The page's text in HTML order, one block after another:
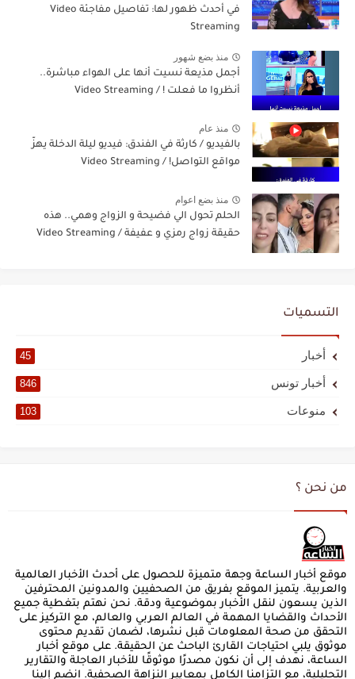
في أحدث ظهور لها: تفاصيل مفاجئة Video
Streaming
منذ بضع شهور
أجمل مذيعة نسيت أنها على الهواء مباشرة..
أنظروا ما فعلت ! / Video Streaming
منذ عام
بالفيديو / كارثة في الفندق: فيديو ليلة الدخلة يهزّ
مواقع التواصل! / Video Streaming
منذ بضع اعوام
الحلم تحول الي فضيحة و الزواج وهمي.. هذه
حقيقة زواج رمزي و عفيفة / Video Streaming
التسميات
أخبار 45
أخبار تونس 846
منوعات 103
من نحن ؟
موقع أخبار الساعة وجهة متميزة للحصول على أحدث الأخبار العالمية
والعربية. يتميز الموقع بفريق من الصحفيين والمدونين المحترفين
الذين يسعون لنقل الأخبار بموضوعية ودقة. نحن نهتم بتغطية جميع
الأحداث والقضايا المهمة في العالم العربي والعالم، مع التركيز على
التحقق من صحة المعلومات قبل نشرها، لضمان تقديم محتوى
موثوق يلبي احتياجات القارئ الباحث عن الحقيقة. على موقع أخبار
الساعة، نهدف إلى أن نكون مصدرًا موثوقًا للأخبار العاجلة والتقارير
التحليلية، مع التزامنا الكامل بمعايير النزاهة الصحفية. انضم إلينا